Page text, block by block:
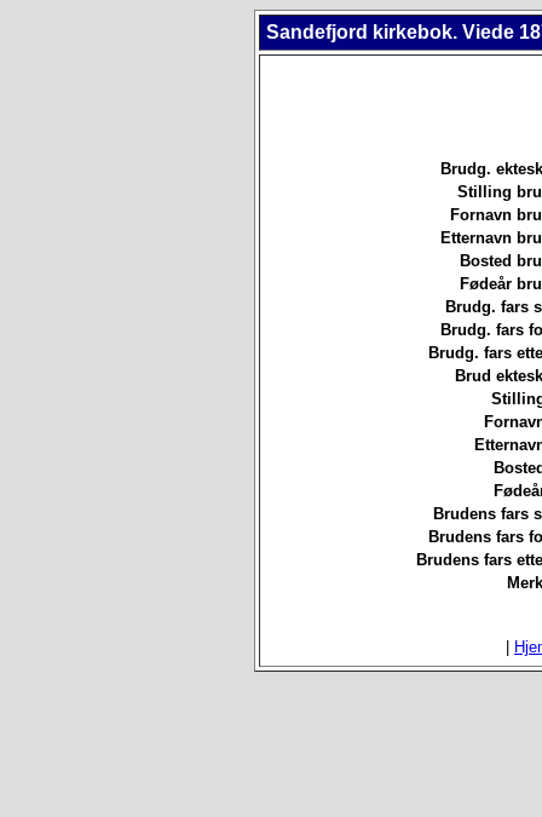
Sandefjord kirkebok. Viede
Brudg.
Stilling
Fornavn
Etternavn
Bosted
Fødeår
Brudg. fars
Brudg. fars
Brudg. fars
Brud
Brudens fars
Brudens fars
Brudens fars